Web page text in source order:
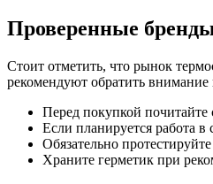
Проверенные
Стоит отметить, что рынок
рекомендуют обратить
Перед покупкой
Если планируется работа
Обязательно
Храните герметик при